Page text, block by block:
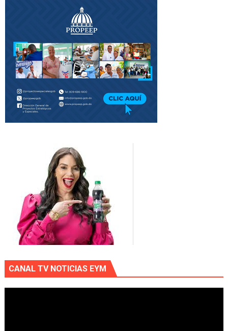
CANAL TV NOTICIAS EYM